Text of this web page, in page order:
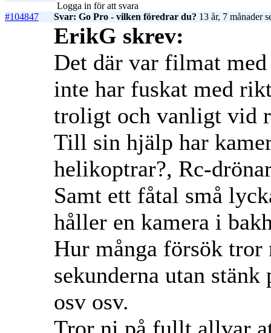
Logga in för att svara
#104847
Svar: Go Pro - vilken föredrar du? 13 år, 7 månader
ErikG skrev:
Det där var filmat
inte har fuskat med
troligt och vanligt vid
Till sin hjälp har
helikoptrar?, Rc-
Samt ett fåtal små
håller en kamera i
Hur många försök
sekunderna utan
osv osv.